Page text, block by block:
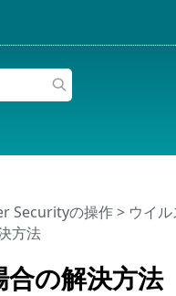
の解決方法
Securityの操作> ウイ
方法